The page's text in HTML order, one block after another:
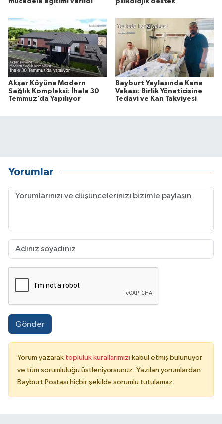
mücadele eğitimi verildi psikolojik destek
Akşar Köyüne Modern
Sağlık Kompleksi: İhale 30
Temmuz’da Yapılıyor
Bayburt Yaylasında Kene
Vakası: Birlik Yöneticisine
Tedavi ve Kan Takviyesi
Yorumlar
Gönder
Yorum yazarak topluluk kurallarımızı kabul etmiş bulunuyor
ve tüm sorumluluğu üstleniyorsunuz. Yazılan yorumlardan
Bayburt Postası hiçbir şekilde sorumlu tutulamaz.